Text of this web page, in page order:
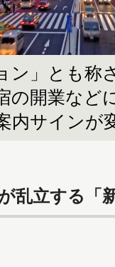
ン」とも称
の開業など
内サインが
乱立する「